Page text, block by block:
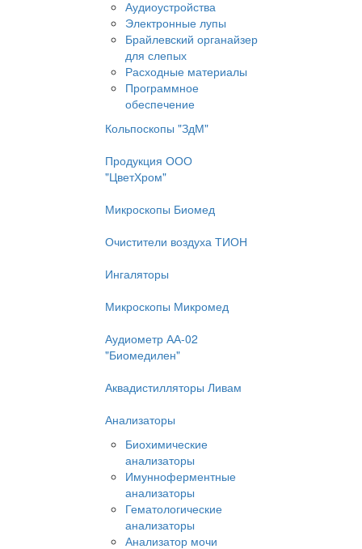
Аудиоустройства
Электронные лупы
Брайлевский органайзер
для слепых
Расходные материалы
Программное
обеспечение
Кольпоскопы "ЗдМ"
Продукция ООО
"ЦветХром"
Микроскопы Биомед
Очистители воздуха ТИОН
Ингаляторы
Микроскопы Микромед
Аудиометр АА-02
"Биомедилен"
Аквадистилляторы Ливам
Анализаторы
Биохимические
анализаторы
Имунноферментные
анализаторы
Гематологические
анализаторы
Анализатор мочи